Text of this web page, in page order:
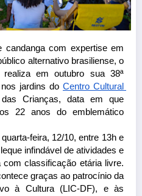
candanga com expertise em
alternativo brasiliense, o
em outubro sua 38ª
jardins do Centro Cultural
Crianças, data em que
22 anos do emblemático
feira, 12/10, entre 13h e
infindável de atividades e
classificação etária livre.
graças ao patrocínio da
à Cultura (LIC-DF), e às